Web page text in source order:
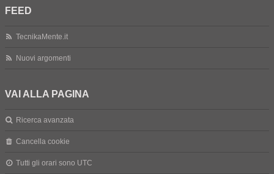
FEED
TecnikaMente.it
Nuovi argomenti
VAI ALLA PAGINA
Ricerca avanzata
Cancella cookie
Tutti gli orari sono UTC